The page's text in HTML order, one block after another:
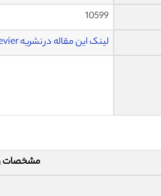
10599
لینک این مقاله در نشریه Elsevier
مشخصات